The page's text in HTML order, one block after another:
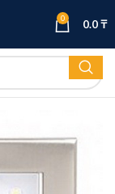
0 0.0₸